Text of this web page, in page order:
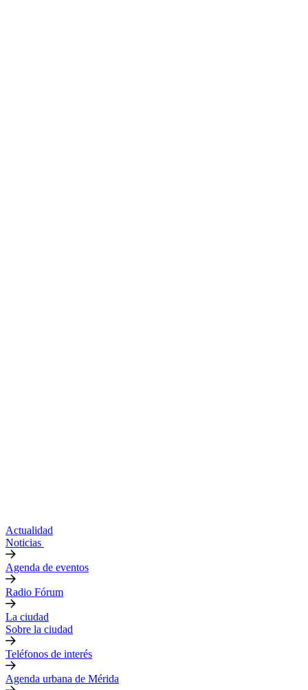
Actualidad
Noticias
Agenda de eventos
Radio Fórum
La ciudad
Sobre la ciudad
Teléfonos de interés
Agenda urbana de Mérida